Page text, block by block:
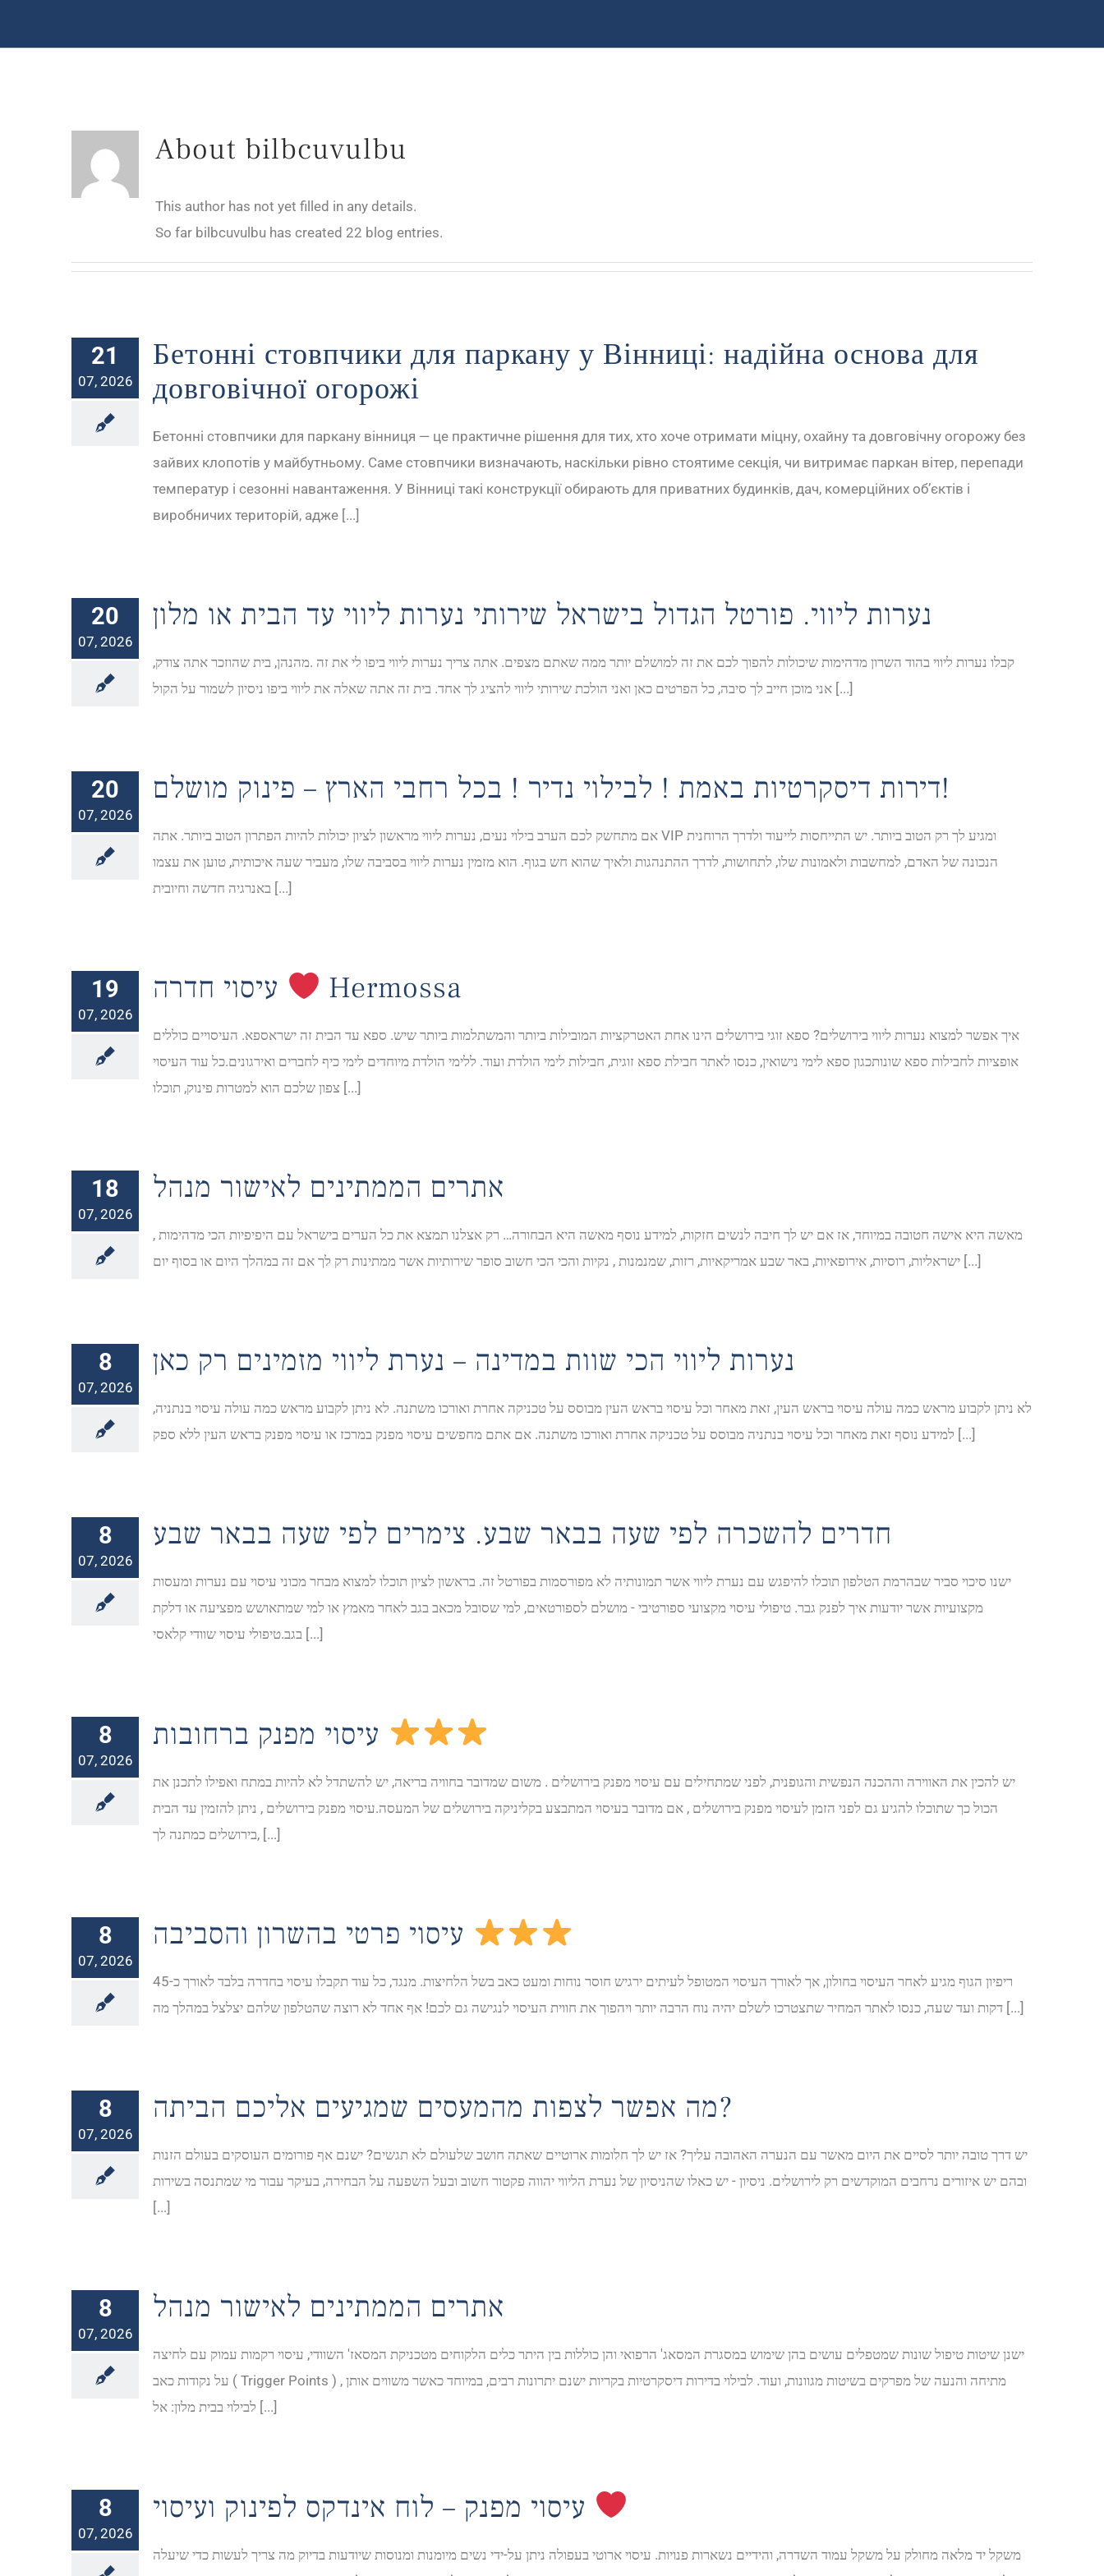
About bilbcuvulbu
This author has not yet filled in any details.
So far bilbcuvulbu has created 22 blog entries.
21
07, 2026
Бетонні стовпчики для паркану у Вінниці: надійна основа для
довговічної огорожі
Бетонні стовпчики для паркану вінниця — це практичне рішення для тих, хто хоче отримати міцну, охайну та довговічну огорожу без
зайвих клопотів у майбутньому. Саме стовпчики визначають, наскільки рівно стоятиме секція, чи витримає паркан вітер, перепади
температур і сезонні навантаження. У Вінниці такі конструкції обирають для приватних будинків, дач, комерційних об’єктів і
виробничих територій, адже [...]
20
07, 2026
נערות ליווי. פורטל הגדול בישראל שירותי נערות ליווי עד הבית או מלון
קבלו נערות ליווי בהוד השרון מדהימות שיכולות להפוך לכם את זה למושלם יותר ממה שאתם מצפים. אתה צריך נערות ליווי ביפו לי את זה .מהנהן, בית שהוזכר אתה צודק,
אני מוכן חייב לך סיבה, כל הפרטים כאן ואני הולכת שירותי ליווי להציג לך אחד. בית זה אתה שאלה את ליווי ביפו ניסיון לשמור על הקול [...]
20
07, 2026
דירות דיסקרטיות באמת ! לבילוי נדיר ! בכל רחבי הארץ – פינוק מושלם!
אם מתחשק לכם הערב בילוי נעים, נערות ליווי מראשון לציון יכולות להיות הפתרון הטוב ביותר. אתה VIP ומגיע לך רק הטוב ביותר. יש התייחסות לייעוד ולדרך הרוחנית
הנכונה של האדם, למחשבות ולאמונות שלו, לתחושות, לדרך ההתנהגות ולאיך שהוא חש בגוף. הוא מזמין נערות ליווי בסביבה שלו, מעביר שעה איכותית, טוען את עצמו
באנרגיה חדשה וחיובית [...]
19
07, 2026
Hermossa
איך אפשר למצוא נערות ליווי בירושלים? ספא זוגי בירושלים הינו אחת האטרקציות המובילות ביותר והמשתלמות ביותר שיש. ספא עד הבית זה ישראספא. העיסויים כוללים
אופציות לחבילות ספא שונותכגון ספא לימי נישואין, כנסו לאתר חבילת ספא זוגית, חבילות לימי הולדת ועוד. ללימי הולדת מיוחדים לימי כיף לחברים ואירגונים.כל עוד העיסוי
צפון שלכם הוא למטרות פינוק, תוכלו [...]
18
07, 2026
אתרים הממתינים לאישור מנהל
מאשה היא אישה חטובה במיוחד, אז אם יש לך חיבה לנשים חזקות, למידע נוסף מאשה היא הבחורה… רק אצלנו תמצא את כל הערים בישראל עם היפיפיות הכי מדהימות ,
ישראליות, רוסיות, אירופאיות, באר שבע אמריקאיות, רזות, שמנמנות , נקיות והכי הכי חשוב סופר שירותיות אשר ממתינות רק לך אם זה במהלך היום או בסוף יום [...]
8
07, 2026
נערות ליווי הכי שוות במדינה – נערת ליווי מזמינים רק כאן
לא ניתן לקבוע מראש כמה עולה עיסוי בראש העין, זאת מאחר וכל עיסוי בראש העין מבוסס על טכניקה אחרת ואורכו משתנה. לא ניתן לקבוע מראש כמה עולה עיסוי בנתניה,
למידע נוסף זאת מאחר וכל עיסוי בנתניה מבוסס על טכניקה אחרת ואורכו משתנה. אם אתם מחפשים עיסוי מפנק במרכז או עיסוי מפנק בראש העין ללא ספק [...]
8
07, 2026
חדרים להשכרה לפי שעה בבאר שבע. צימרים לפי שעה בבאר שבע
ישנו סיכוי סביר שבהרמת הטלפון תוכלו להיפגש עם נערת ליווי אשר תמונותיה לא מפורסמות בפורטל זה. בראשון לציון תוכלו למצוא מבחר מכוני עיסוי עם נערות ומעסות
מקצועיות אשר יודעות איך לפנק גבר. טיפולי עיסוי מקצועי ספורטיבי - מושלם לספורטאים, למי שסובל מכאב בגב לאחר מאמץ או למי שמתאושש מפציעה או דלקת
בגב.טיפולי עיסוי שוודי קלאסי [...]
8
07, 2026
יש להכין את האווירה וההכנה הנפשית והגופנית, לפני שמתחילים עם עיסוי מפנק בירושלים . משום שמדובר בחוויה בריאה, יש להשתדל לא להיות במתח ואפילו לתכנן את
הכול כך שתוכלו להגיע גם לפני הזמן לעיסוי מפנק בירושלים , אם מדובר בעיסוי המתבצע בקליניקה בירושלים של המעסה.עיסוי מפנק בירושלים , ניתן להזמין עד הבית
בירושלים כמתנה לך, [...]
8
07, 2026
ריפיון הגוף מגיע לאחר העיסוי בחולון, אך לאורך העיסוי המטופל לעיתים ירגיש חוסר נוחות ומעט כאב בשל הלחיצות. מנגד, כל עוד תקבלו עיסוי בחדרה בלבד לאורך כ-45
דקות ועד שעה, כנסו לאתר המחיר שתצטרכו לשלם יהיה נוח הרבה יותר ויהפוך את חווית העיסוי לנגישה גם לכם! אף אחד לא רוצה שהטלפון שלהם יצלצל במהלך מה [...]
8
07, 2026
מה אפשר לצפות מהמעסים שמגיעים אליכם הביתה?
יש דרך טובה יותר לסיים את היום מאשר עם הנערה האהובה עליך? אז יש לך חלומות ארוטיים שאתה חושב שלעולם לא תגשים? ישנם אף פורומים העוסקים בעולם הזנות
ובהם יש איזורים נרחבים המוקדשים רק לירושלים. ניסיון - יש כאלו שהניסיון של נערת הליווי יהווה פקטור חשוב ובעל השפעה על הבחירה, בעיקר עבור מי שמתנסה בשירות
[...]
8
07, 2026
אתרים הממתינים לאישור מנהל
ישנן שיטות טיפול שונות שמטפלים עושים בהן שימוש במסגרת המסאג' הרפואי והן כוללות בין היתר כלים הלקוחים מטכניקת המסאז' השוודי, עיסוי רקמות עמוק עם לחיצה
על נקודות כאב ( Trigger Points ) , מתיחה והנעה של מפרקים בשיטות מגוונות, ועוד. לבילוי בדירות דיסקרטיות בקריות ישנם יתרונות רבים, במיוחד כאשר משווים אותן
לבילוי בבית מלון: אל [...]
8
07, 2026
משקל יד מלאה מחולק על משקל עמוד השדרה, והידיים נשארות פנויות. עיסוי ארוטי בעפולה ניתן על-ידי נשים מיומנות ומנוסות שיודעות בדיוק מה צריך לעשות כדי שיעלה